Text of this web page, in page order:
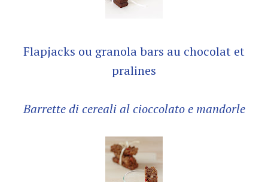
Flapjacks ou granola bars au chocolat et
pralines
Barrette di cereali al cioccolato e mandorle